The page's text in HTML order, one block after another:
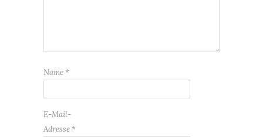
Name *
E-Mail-
Adresse *